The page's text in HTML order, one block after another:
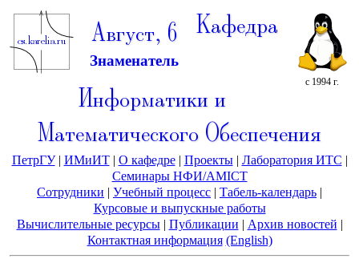
Август, 6
Знаменатель
с 1994 г.
Кафедра
Информатики и
Математического Обеспечения
ПетрГУ| ИМиИТ| О кафедре| Проекты| Лаборатория ИТС |
Семинары НФИ/AMICT
Сотрудники | Учебный процесс | Табель-календарь |
Курсовые и выпускные работы
Вычислительные ресурсы| Публикации | Архив новостей |
Контактная информация (English)